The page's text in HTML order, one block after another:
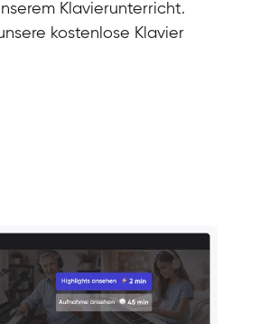
Klavierunterricht.
kostenlose Klavier